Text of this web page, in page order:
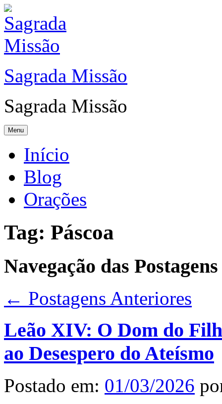
Sagrada Missão
Sagrada Missão
Menu
Início
Blog
Orações
Tag: Páscoa
Navegação das Postagens
← Postagens Anteriores
Leão XIV: O Dom do
ao Desespero do Ateísmo
Postado em: 01/03/2026